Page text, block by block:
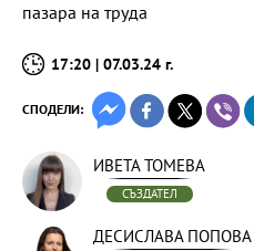
пазара на труда
17:20 | 07.03.24 г.
СПОДЕЛИ:
ИВЕТА ТОМЕВА
СЪЗДАТЕЛ
ДЕСИСЛАВА ПОПОВА